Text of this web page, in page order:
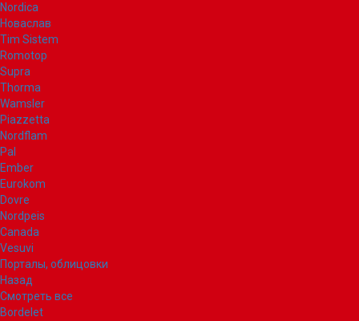
Nordica
Новаслав
Tim Sistem
Romotop
Supra
Thorma
Wamsler
Piazzetta
Nordflam
Pal
Ember
Eurokom
Dovre
Nordpeis
Canada
Vesuvi
Порталы, облицовки
Назад
Смотреть все
Bordelet